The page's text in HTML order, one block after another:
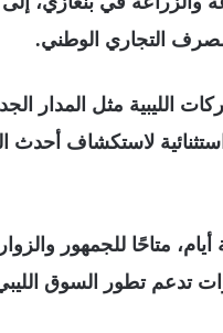
التجاري الوطني.
الليبية مثل المدار
استثنائية لاستكشاف
متاحًا للجمهور
تدعم تطور السوق